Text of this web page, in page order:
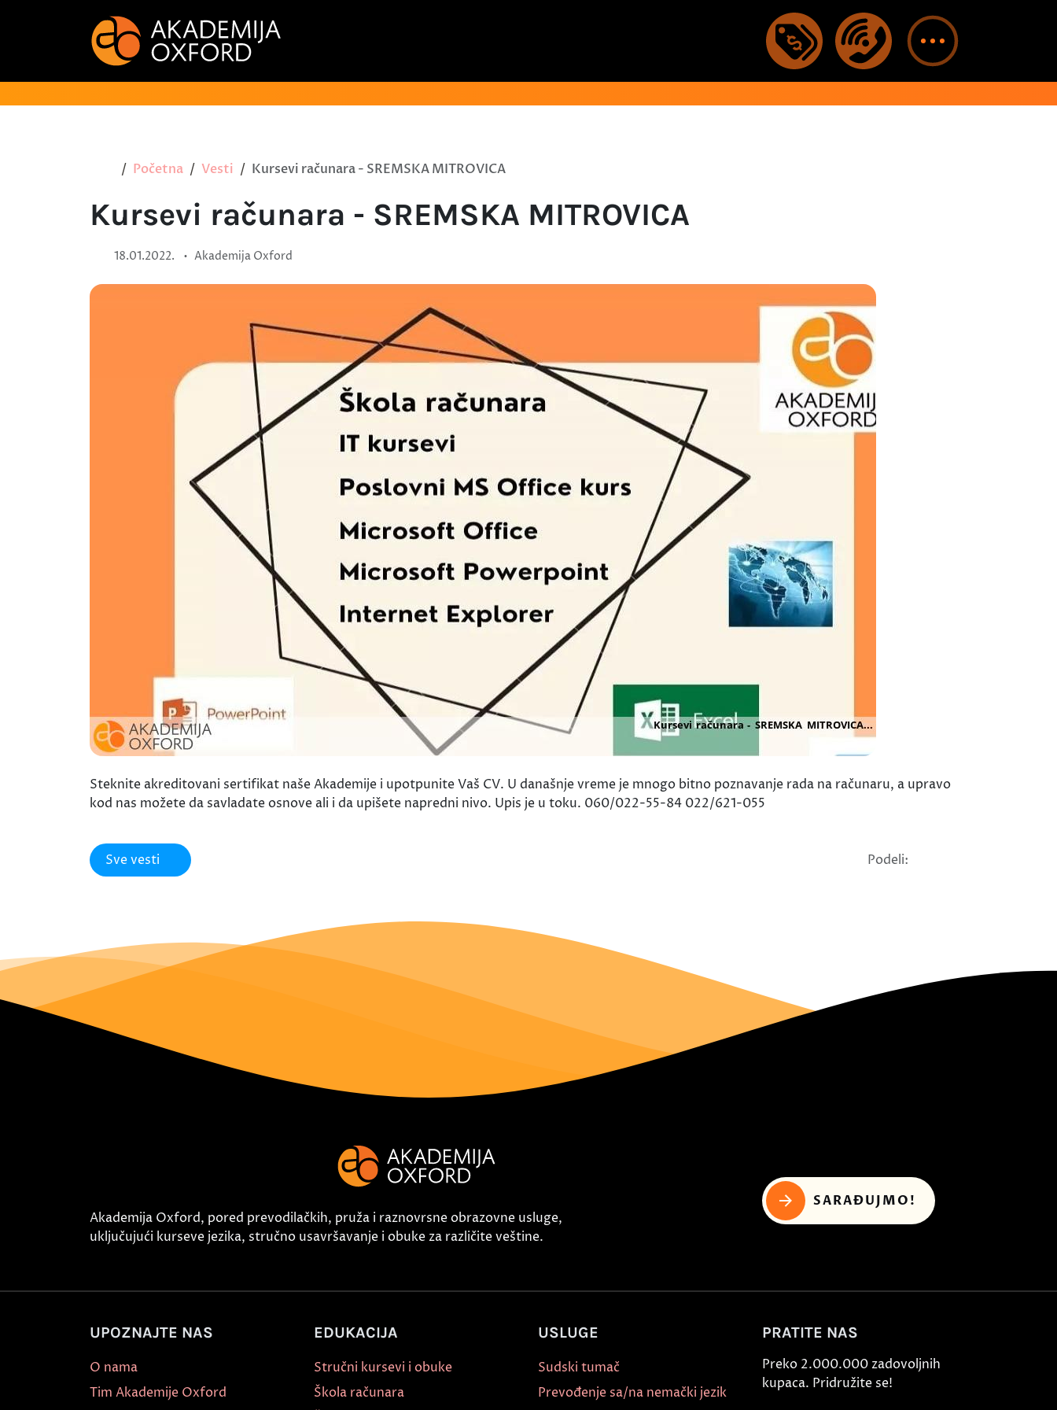
Početna Vesti Kursevi računara - SREMSKA MITROVICA
Kursevi računara - SREMSKA MITROVICA
18.01.2022. • Akademija Oxford
Steknite akreditovani sertifikat naše Akademije i upotpunite Vaš CV. U današnje vreme je mnogo bitno poznavanje rada na računaru, a upravo
kod nas možete da savladate osnove ali i da upišete napredni nivo. Upis je u toku. 060/022-55-84 022/621-055
Sve vesti Podeli:
Akademija Oxford, pored prevodilačkih, pruža i raznovrsne obrazovne usluge,
uključujući kurseve jezika, stručno usavršavanje i obuke za različite veštine.
SARAĐUJMO!
UPOZNAJTE NAS
O nama
Tim Akademije Oxford
EDUKACIJA
Stručni kursevi i obuke
Škola računara
USLUGE
Sudski tumač
Prevođenje sa/na nemački jezik
PRATITE NAS
Preko 2.000.000 zadovoljnih
kupaca. Pridružite se!